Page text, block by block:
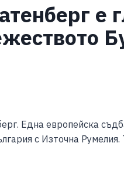
е
Една европейска
с Източна